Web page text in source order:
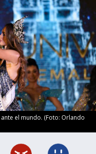
el mundo. (Foto: Orlando